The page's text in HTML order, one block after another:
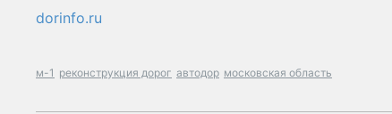
dorinfo.ru
м-1 реконструкция дорог автодор московская область